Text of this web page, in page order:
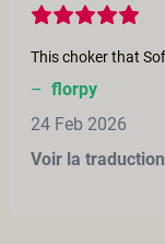
– florpy
24 Feb 2026
Voir la traduction